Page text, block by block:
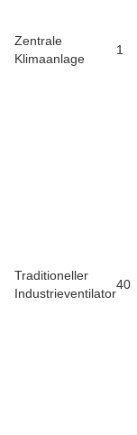
Zentrale
Klimaanlage
1
Traditioneller
Industrieventilator
40